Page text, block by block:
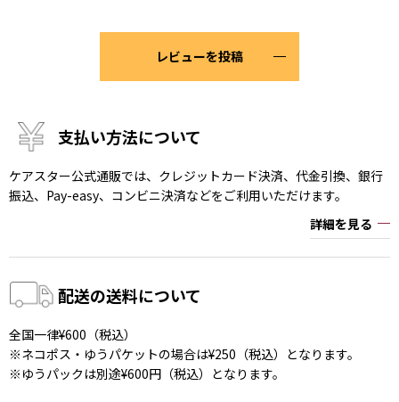
レビューを投稿
支払い方法について
ケアスター公式通販では、クレジットカード決済、代金引換、銀行
振込、Pay-easy、コンビニ決済などをご利用いただけます。
詳細を見る
配送の送料について
全国一律¥600（税込）
※ネコポス・ゆうパケットの場合は¥250（税込）となります。
※ゆうパックは別途¥600円（税込）となります。